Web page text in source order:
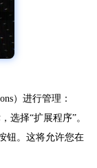
）进行管理：
选择“扩展程序”。
钮。这将允许您在